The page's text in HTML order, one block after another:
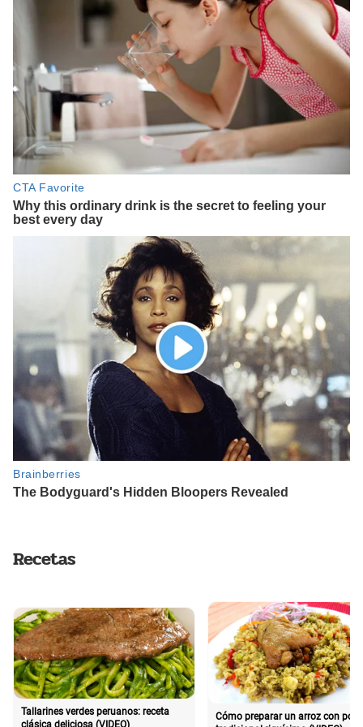
Recetas
Tallarines verdes peruanos: receta
clásica deliciosa (VIDEO)
Cómo preparar un arroz con pollo